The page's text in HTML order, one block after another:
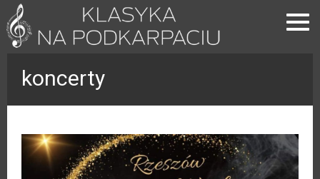
koncerty